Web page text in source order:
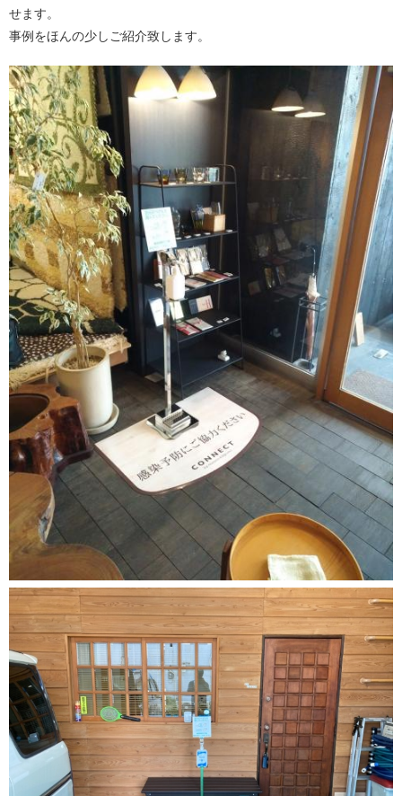
せます。
事例をほんの少しご紹介致します。